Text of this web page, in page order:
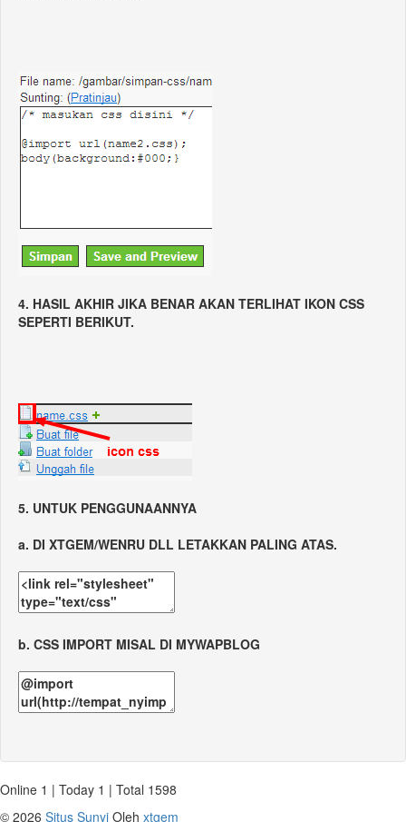
4. HASIL AKHIR JIKA BENAR AKAN TERLIHAT IKON CSS
SEPERTI BERIKUT.
5. UNTUK PENGGUNAANNYA
a. DI XTGEM/WENRU DLL LETAKKAN PALING ATAS.
b. CSS IMPORT MISAL DI MYWAPBLOG
Online 1 | Today 1 | Total 1598
© 2026 Situs Sunyi Oleh xtgem